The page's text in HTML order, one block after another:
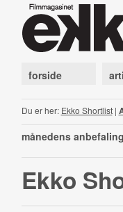
forside
Du er her: Ekko Shortlist|
månedens anbefaling
Ekko